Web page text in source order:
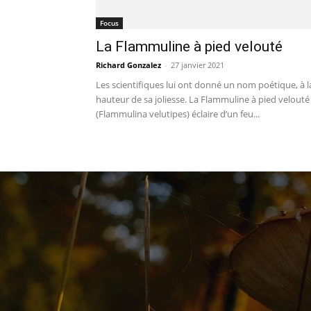
Focus
La Flammuline à pied velouté
Richard Gonzalez - 27 janvier 2021
Les scientifiques lui ont donné un nom poétique, à
hauteur de sa joliesse. La Flammuline à pied velouté
(Flammulina velutipes) éclaire d’un feu...